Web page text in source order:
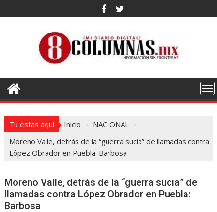
al
Tu estas aquí Inicio
NACIONAL
Moreno Valle, detrás de la “guerra sucia” de llamadas contra
López Obrador en Puebla: Barbosa
Moreno Valle, detrás de la “guerra sucia” de
llamadas contra López Obrador en Puebla:
Barbosa